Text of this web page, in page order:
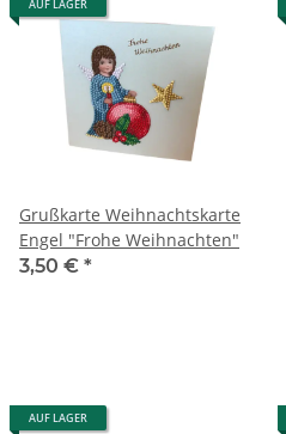
AUF LAGER
Grußkarte Weihnachtskarte
Engel "Frohe Weihnachten"
3,50 € *
AUF LAGER